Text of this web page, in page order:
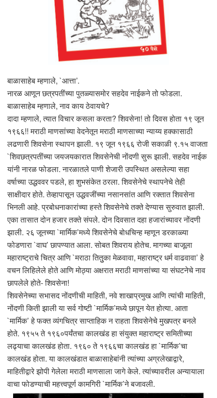
बाळासाहेब म्हणाले, `आत्ता’.
नारळ आणून छत्रपतींच्या पुतळ्यासमोर सहदेव नाईकने तो फोडला.
बाळासाहेब म्हणाले, नाव काय ठेवायचे?
दादा म्हणाले, त्यात विचार कसला करता? शिवसेना! तो दिवस होता १९ जून
१९६६!! मराठी माणसांच्या वेदनेतून मराठी माणसाच्या न्याय्य हक्कासाठी
लढणारी शिवसेना स्थापन झाली. १९ जून १९६६ रोजी सकाळी ९.१५ वाजता
`शिवछत्रपतींच्या जयजयकारात शिवसेनेची नोंदणी सुरू झाली. सहदेव नाईक
यांनी नारळ फोडला. नारळातले पाणी शेजारी उपस्थित असलेल्या सहा
वर्षाच्या उद्धववर पडले, हा शुभसंकेत ठरला. शिवसेनेचे स्थापनेचे तेही
साक्षीदार होते. तेव्हापासून उद्धवजींच्या नसानसांत आणि रक्तात शिवसेना
भिनली आहे. प्रबोधनाकारांच्या हस्ते शिवसेनेचे तक्ते देण्यास सुरुवात झाली.
एका तासात दोन हजार तक्ते संपले. दोन दिवसात दहा हजारांच्यावर नोंदणी
झाली. २६ जूनच्या `मार्मिक’मध्ये शिवसेनेचे बोधचिन्ह म्हणून डरकाळ्या
फोडणारा `वाघ’ छापण्यात आला. सोबत शिवराय होतेच. मागच्या बाजूला
महाराष्ट्राचे चित्र आणि `मराठा तितुुका मेळवावा, महाराष्ट्र धर्म वाढवावा’ हे
वचन लिहिलेले होते आणि मोठ्या अक्षरात मराठी माणसांच्या या संघटनेचे नाव
छापलेले होते- शिवसेना!
शिवसेनेच्या सभासद नोंदणीची माहिती, नवे शाखाप्रमुख आणि त्यांची माहिती,
नोंदणी किती झाली या सर्व गोष्टी `मार्मिक’मध्ये छापून येत होत्या. आता
`मार्मिक’ हे फक्त व्यंगचित्र साप्ताहिक न राहता शिवसेनेचे मुखपत्र बनले
होते. १९५५ ते १९६०पर्यंतचा कालखंड हा संयुक्त महाराष्ट्र समितीच्या
लढ्याचा कालखंड होता. १९६० ते १९६६चा कालखंड हा `मार्मिक’चा
कालखंड होता. या कालखंडात बाळासाहेबांनी त्यांच्या अग्रलेखाद्वारे,
माहितीद्वारे झोपी गेलेला मराठी माणसाला जागे केले. त्यांच्यावरील अन्यायाला
वाचा फोडण्याची महत्त्वपूर्ण कामगिरी `मार्मिक’ने बजावली.